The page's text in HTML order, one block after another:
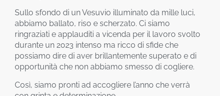
Sullo sfondo di un Vesuvio illuminato da mille luci,
abbiamo ballato, riso e scherzato. Ci siamo
ringraziati e applauditi a vicenda per il lavoro svolto
durante un 2023 intenso ma ricco di sfide che
possiamo dire di aver brillantemente superato e di
opportunità che non abbiamo smesso di cogliere.
Così, siamo pronti ad accogliere l’anno che verrà